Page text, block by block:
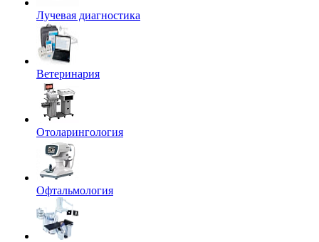
Лучевая диагностика
Ветеринария
Отоларингология
Офтальмология